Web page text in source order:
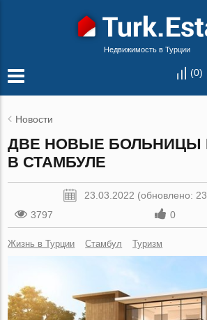
Недвижимость в Турции
(0)
Новости
ДВЕ НОВЫЕ БОЛЬНИЦЫ
В СТАМБУЛЕ
23.03.2022 (обновлено:
3797
0
Жизнь в Турции Стамбул Туризм